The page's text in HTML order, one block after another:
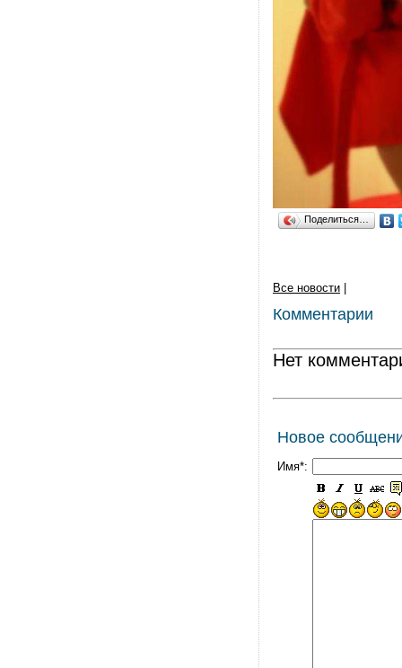
Поделиться…
Все новости
Комментарии
Нет
Новое
Имя*: